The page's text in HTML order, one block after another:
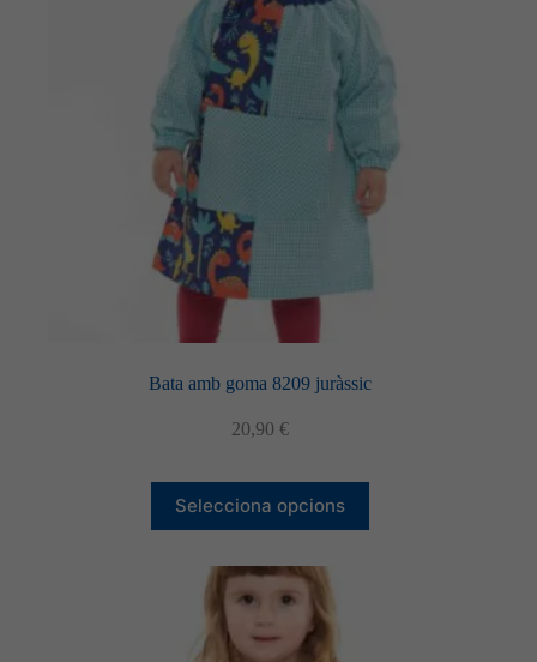
poden
triar
a
la
pàgina
Bata amb goma 8209 juràssic
20,90€
Selecciona opcions
producte
té
variants.
Les
es